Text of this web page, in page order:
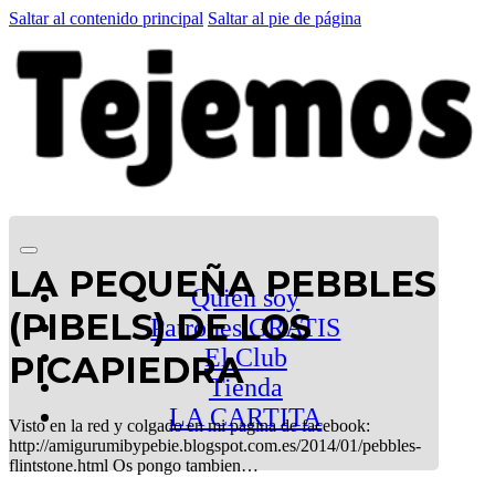
Saltar al contenido principal Saltar al pie de página
Quien soy
Patrones GRATIS
El Club
Tienda
LA CARTITA
LA PEQUEÑA PEBBLES
(PIBELS) DE LOS
PICAPIEDRA
Visto en la red y colgado en mi pagina de facebook:
http://amigurumibypebie.blogspot.com.es/2014/01/pebbles-
flintstone.html Os pongo tambien…